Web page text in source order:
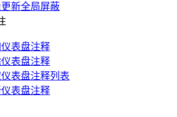
新全局屏蔽
表盘注释
表盘注释
表盘注释列表
仪表盘注释